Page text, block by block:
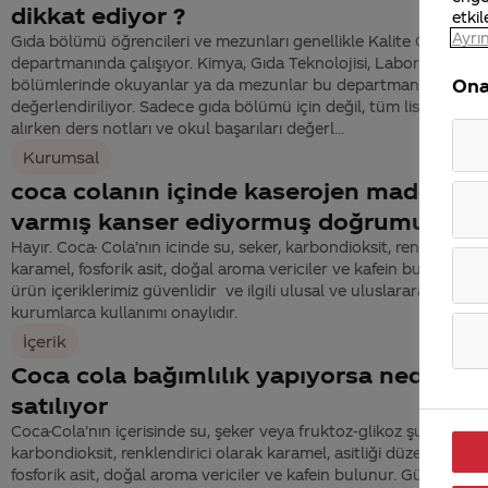
dikkat ediyor ?
Gıda bölümü öğrencileri ve mezunları genellikle Kalite Güvence
departmanında çalışıyor. Kimya, Gıda Teknolojisi, Laboratuvar
bölümlerinde okuyanlar ya da mezunlar bu departmanda
değerlendiriliyor. Sadece gıda bölümü için değil, tüm lise
alırken ders notları ve okul başarıları değerl...
Kurumsal
coca colanın içinde kaserojen madde
varmış kanser ediyormuş doğrumu
Hayır. Coca- Cola’nın icinde su, seker, karbondioksit, renklendirici
karamel, fosforik asit, doğal aroma vericiler ve kafein bulunur.
ürün içeriklerimiz güvenlidir ve ilgili ulusal ve uluslararası
kurumlarca kullanımı onaylıdır.
İçerik
Coca cola bağımlılık yapıyorsa neden
satılıyor
Coca-Cola’nın içerisinde su, şeker veya fruktoz-glikoz şurubu,
karbondioksit, renklendirici olarak karamel, asitliği düzenleyici
fosforik asit, doğal aroma vericiler ve kafein bulunur.